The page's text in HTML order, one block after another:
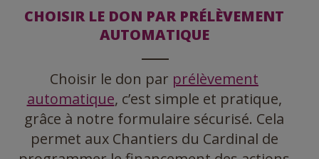
CHOISIR LE DON PAR PRÉLÈVEMENT
AUTOMATIQUE
Choisir le don par prélèvement
automatique, c’est simple et pratique,
grâce à notre formulaire sécurisé. Cela
permet aux Chantiers du Cardinal de